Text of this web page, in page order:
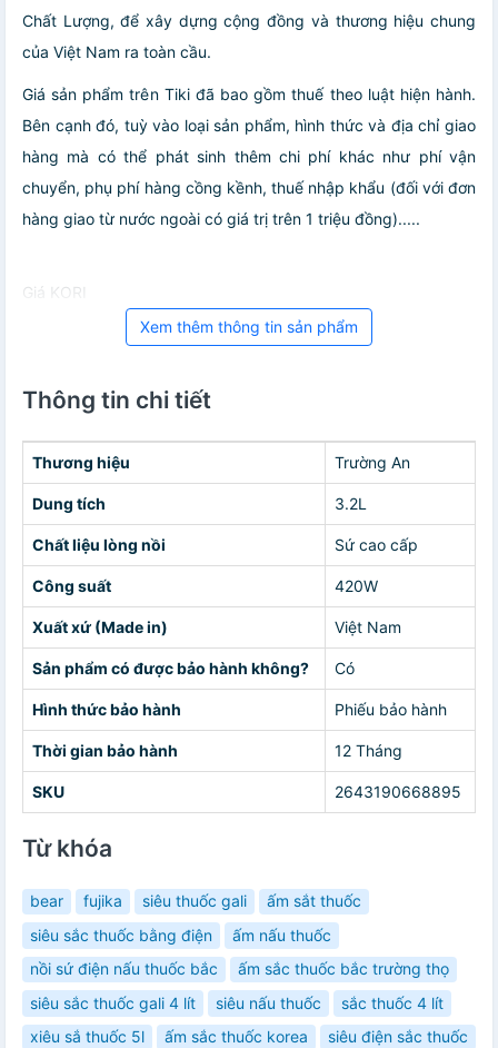
Chất Lượng, để xây dựng cộng đồng và thương hiệu chung
của Việt Nam ra toàn cầu.
Giá sản phẩm trên Tiki đã bao gồm thuế theo luật hiện hành.
Bên cạnh đó, tuỳ vào loại sản phẩm, hình thức và địa chỉ giao
hàng mà có thể phát sinh thêm chi phí khác như phí vận
chuyển, phụ phí hàng cồng kềnh, thuế nhập khẩu (đối với đơn
hàng giao từ nước ngoài có giá trị trên 1 triệu đồng).....
Giá KORI
Xem thêm thông tin sản phẩm
Thông tin chi tiết
Thương hiệu Trường An
Dung tích 3.2L
Chất liệu lòng nồi Sứ cao cấp
Công suất 420W
Xuất xứ (Made in) Việt Nam
Sản phẩm có được bảo hành không? Có
Hình thức bảo hành Phiếu bảo hành
Thời gian bảo hành 12 Tháng
SKU 2643190668895
Từ khóa
bear fujika siêu thuốc gali
ấm sắt thuốc
siêu sắc thuốc bằng điện
ấm nấu thuốc
nồi sứ điện nấu thuốc bắc
ấm sắc thuốc bắc trường thọ
siêu sắc thuốc gali 4 lít
siêu nấu thuốc
sắc thuốc 4 lít
xiêu sắ thuốc 5l
ấm sắc thuốc korea
siêu điện sắc thuốc